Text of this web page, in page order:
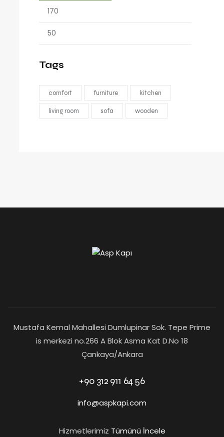
Tags
comfort furniture kitchen
living room sofa wooden
Mustafa Kemal Mahallesi Dumlupinar Sok. Tepe Prime
is merkezi no.266 A Blok Asma Kat D.No 18
Çankaya/Ankara
+90 312 911 64 56
info@aspkapi.com
Hizmetlerimiz Tümünü İncele